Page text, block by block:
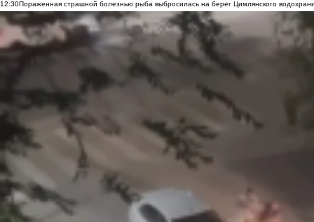
12:30Пораженная страшной болезнью рыба выбросилась на берег Цимлянского